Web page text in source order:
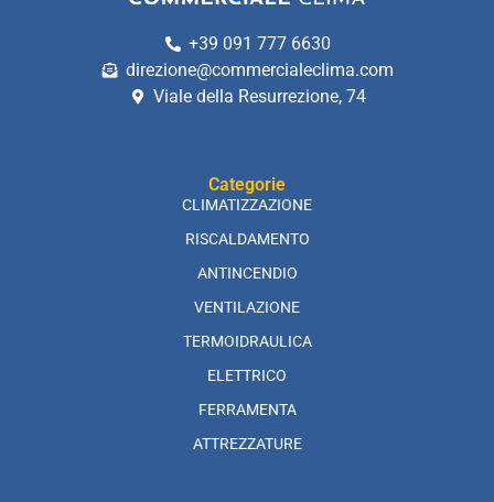
+39 091 777 6630
direzione@commercialeclima.com
Viale della Resurrezione, 74
Categorie
CLIMATIZZAZIONE
RISCALDAMENTO
ANTINCENDIO
VENTILAZIONE
TERMOIDRAULICA
ELETTRICO
FERRAMENTA
ATTREZZATURE